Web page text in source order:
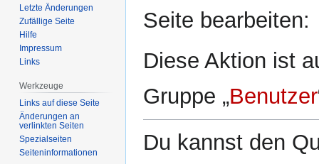
Seite bearbeiten:
Diese Aktion ist
Gruppe „Benutzer
Du kannst den
Letzte Änderungen
Zufällige Seite
Hilfe
Impressum
Links
Werkzeuge
Links auf diese Seite
Änderungen an
verlinkten Seiten
Spezialseiten
Seiten­­informationen